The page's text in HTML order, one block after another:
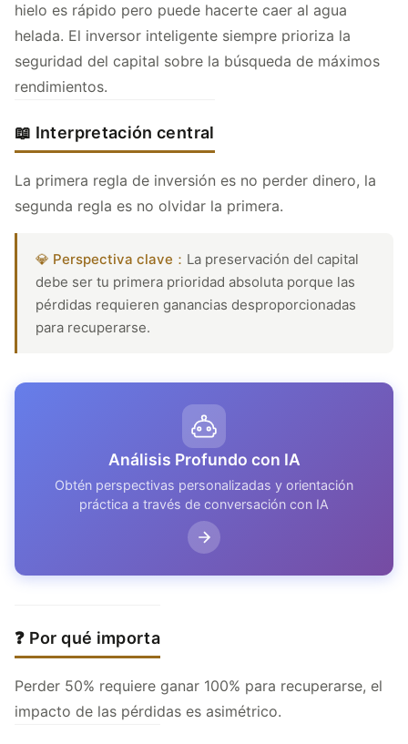
hielo es rápido pero puede hacerte caer al agua
helada. El inversor inteligente siempre prioriza la
seguridad del capital sobre la búsqueda de máximos
rendimientos.
📖 Interpretación central
La primera regla de inversión es no perder dinero, la
segunda regla es no olvidar la primera.
💎 Perspectiva clave： La preservación del capital
debe ser tu primera prioridad absoluta porque las
pérdidas requieren ganancias desproporcionadas
para recuperarse.
Análisis Profundo con IA
Obtén perspectivas personalizadas y orientación
práctica a través de conversación con IA
❓ Por qué importa
Perder 50% requiere ganar 100% para recuperarse, el
impacto de las pérdidas es asimétrico.